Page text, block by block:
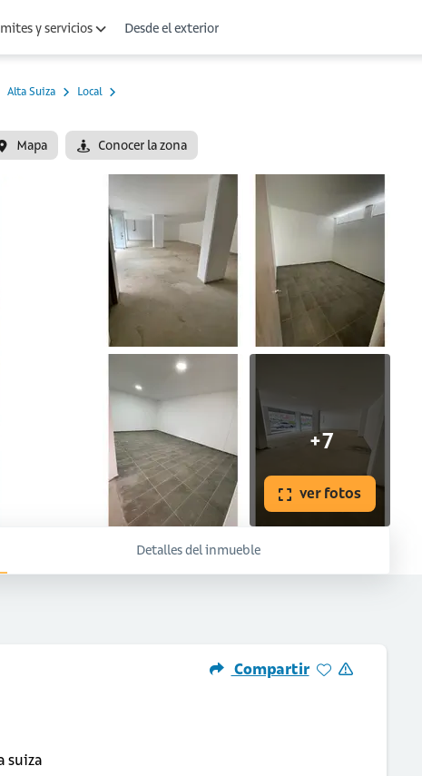
y servicios Desde el exterior
Alta Suiza Local
Mapa Conocer la zona
+7
ver fotos
Detalles del inmueble
Compartir
suiza